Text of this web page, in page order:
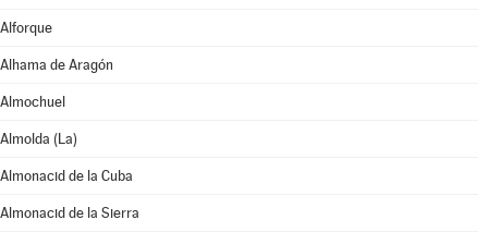
Alforque
Alhama de Aragón
Almochuel
Almolda (La)
Almonacid de la Cuba
Almonacid de la Sierra